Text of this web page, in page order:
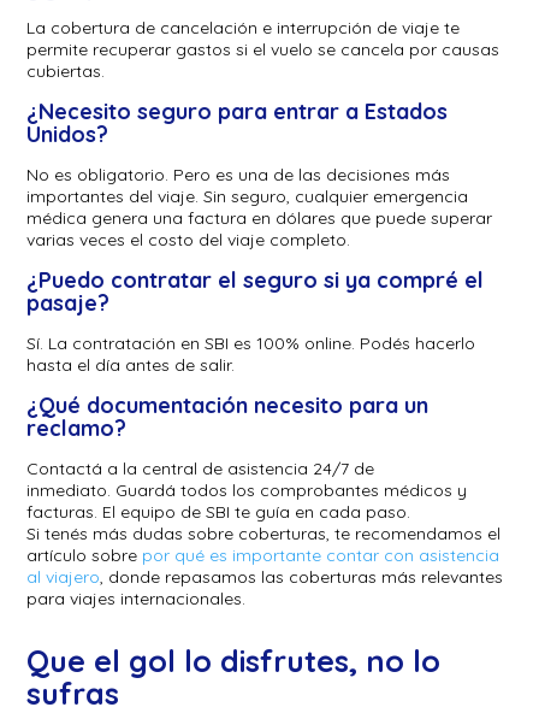
La cobertura de cancelación e interrupción de viaje te
permite recuperar gastos si el vuelo se cancela por causas
cubiertas.
¿Necesito seguro para entrar a Estados
Unidos?
No es obligatorio. Pero es una de las decisiones más
importantes del viaje. Sin seguro, cualquier emergencia
médica genera una factura en dólares que puede superar
varias veces el costo del viaje completo.
¿Puedo contratar el seguro si ya compré el
pasaje?
Sí. La contratación en SBI es 100% online. Podés hacerlo
hasta el día antes de salir.
¿Qué documentación necesito para un
reclamo?
Contactá a la central de asistencia 24/7 de
inmediato. Guardá todos los comprobantes médicos y
facturas. El equipo de SBI te guía en cada paso.
Si tenés más dudas sobre coberturas, te recomendamos el
artículo sobre por qué es importante contar con asistencia
al viajero , donde repasamos las coberturas más relevantes
para viajes internacionales.
Que el gol lo disfrutes, no lo
sufras